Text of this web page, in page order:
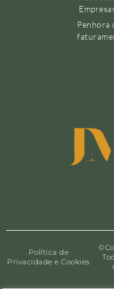
Penhora
Política de
Privacidade e Cookies